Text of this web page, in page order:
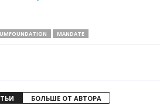
MANDATE
БОЛЬШЕ ОТ АВТОРА